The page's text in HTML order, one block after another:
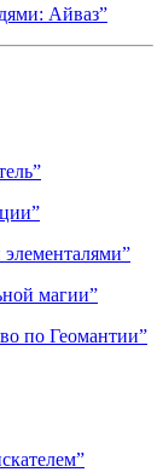
Айваз”
магии”
по Геомантии”